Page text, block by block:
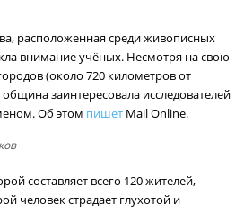
расположенная среди живописных
внимание учёных. Несмотря на свою
(около 720 километров от
заинтересовала исследователей
Об этом пишет Mail Online.
составляет всего 120 жителей,
человек страдает глухотой и